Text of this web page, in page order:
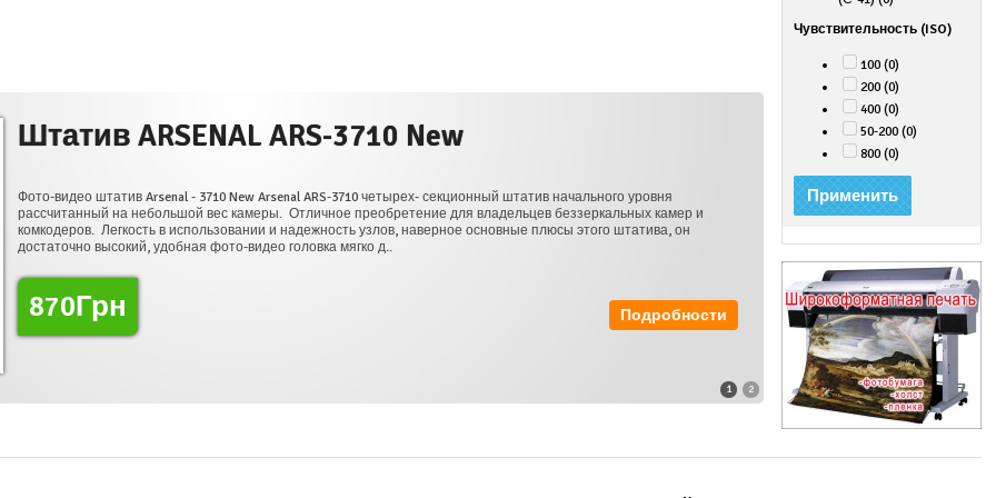
Чувствительность (ISO)
100 (0)
200 (0)
400 (0)
50-200 (0)
800 (0)
Применить
ARSENAL ARS-3710 New
Arsenal - 3710 New Arsenal ARS-3710 четырех- секционный штатив начального уровня
на небольшой вес камеры. Отличное преобретение для владельцев беззеркальных камер и
в использовании и надежность узлов, наверное основные плюсы этого штатива, он
удобная фото-видео головка мягко д..
Подробности
1 2